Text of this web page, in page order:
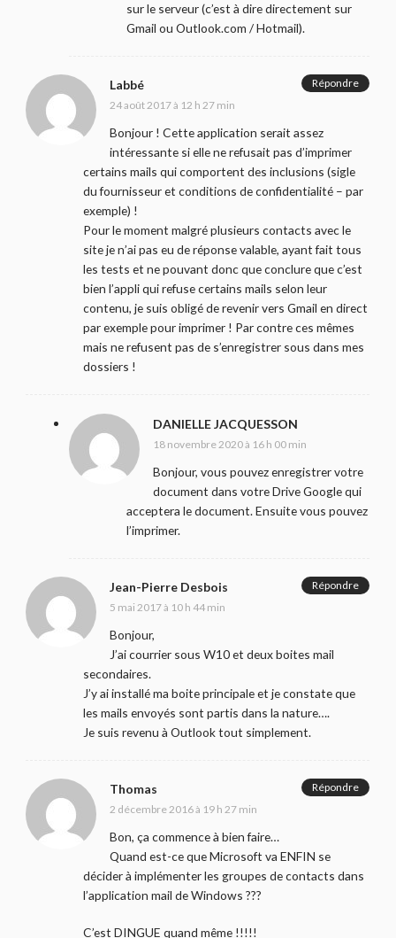
sur le serveur (c’est à dire directement sur
Gmail ou Outlook.com / Hotmail).
Labbé
24 août 2017 à 12 h 27 min
Bonjour ! Cette application serait assez
intéressante si elle ne refusait pas d’imprimer
certains mails qui comportent des inclusions (sigle
du fournisseur et conditions de confidentialité – par
exemple) !
Pour le moment malgré plusieurs contacts avec le
site je n’ai pas eu de réponse valable, ayant fait tous
les tests et ne pouvant donc que conclure que c’est
bien l’appli qui refuse certains mails selon leur
contenu, je suis obligé de revenir vers Gmail en direct
par exemple pour imprimer ! Par contre ces mêmes
mais ne refusent pas de s’enregistrer sous dans mes
dossiers !
Répondre
DANIELLE JACQUESSON
18 novembre 2020 à 16 h 00 min
Bonjour, vous pouvez enregistrer votre
document dans votre Drive Google qui
acceptera le document. Ensuite vous pouvez
l’imprimer.
Jean-Pierre Desbois
5 mai 2017 à 10 h 44 min
Bonjour,
J’ai courrier sous W10 et deux boites mail
secondaires.
J’y ai installé ma boite principale et je constate que
les mails envoyés sont partis dans la nature….
Je suis revenu à Outlook tout simplement.
Répondre
Thomas
2 décembre 2016 à 19 h 27 min
Bon, ça commence à bien faire…
Quand est-ce que Microsoft va ENFIN se
décider à implémenter les groupes de contacts dans
l’application mail de Windows ???
C’est DINGUE quand même !!!!!
Répondre